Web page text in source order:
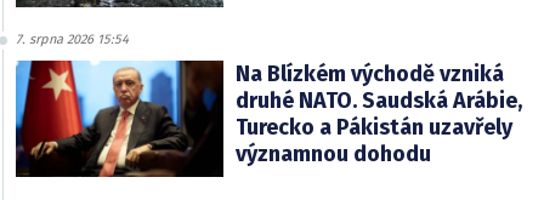
7. srpna 2026 15:54
Na Blízkém východě vzniká
druhé NATO. Saudská Arábie,
Turecko a Pákistán uzavřely
významnou dohodu